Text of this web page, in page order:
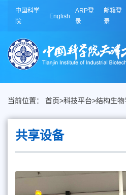
中国科学
院
English
ARP登
录
邮箱登
录
当前位置： 首页>科技平台>结构生
共享设备